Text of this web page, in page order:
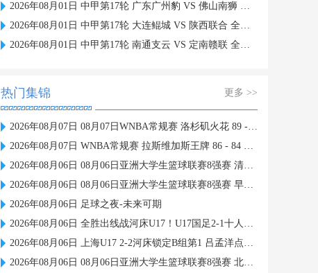
2026年08月01日 中甲第17轮 广东广州豹 VS 佛山南狮 全场录像
2026年08月01日 中甲第17轮 大连鲲城 VS 陕西联合 全场录像
2026年08月01日 中甲第17轮 南通支云 VS 定南赣联 全场录像
热门集锦 更多 >>
2026年08月07日 08月07日WNBA常规赛 洛杉矶火花 89 - 82 明尼苏达山猫 全场集锦
2026年08月07日 WNBA常规赛 拉斯维加斯王牌 86 - 84 印第安纳狂热 全场集锦
2026年08月06日 08月06日亚洲大学生篮球联赛8强赛 清华大学 85 - 81 菲律宾大学 集锦
2026年08月06日 08月06日亚洲大学生篮球联赛8强赛 早稻田大学 78 - 71 高丽大学 集锦
2026年08月06日 足球之夜-未来可期
2026年08月06日 全胜出线战河床U17！U17国足2-1十人药厂U17 赵松源登场1分钟传射
2026年08月06日 上海U17 2-2河床锁定B组第1 吕孟洋点射阿布力米破门 将战A组第2
2026年08月06日 08月06日亚洲大学生篮球联赛8强赛 北京大学 77 - 79 上海交通大学 集锦